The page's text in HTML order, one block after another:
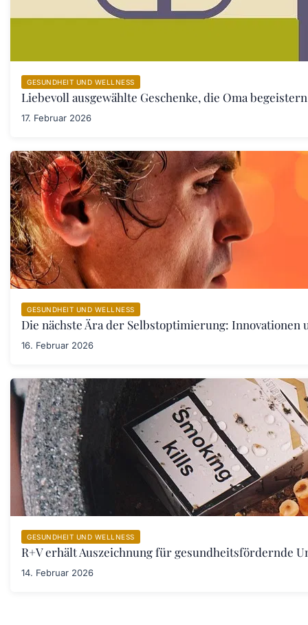
GESUNDHEIT UND WELLNESS
Liebevoll ausgewählte Geschenke, die Oma
17. Februar 2026
GESUNDHEIT UND WELLNESS
Die nächste Ära der Selbstoptimierung:
16. Februar 2026
GESUNDHEIT UND WELLNESS
R+V erhält Auszeichnung für gesundheitsfördernde
14. Februar 2026